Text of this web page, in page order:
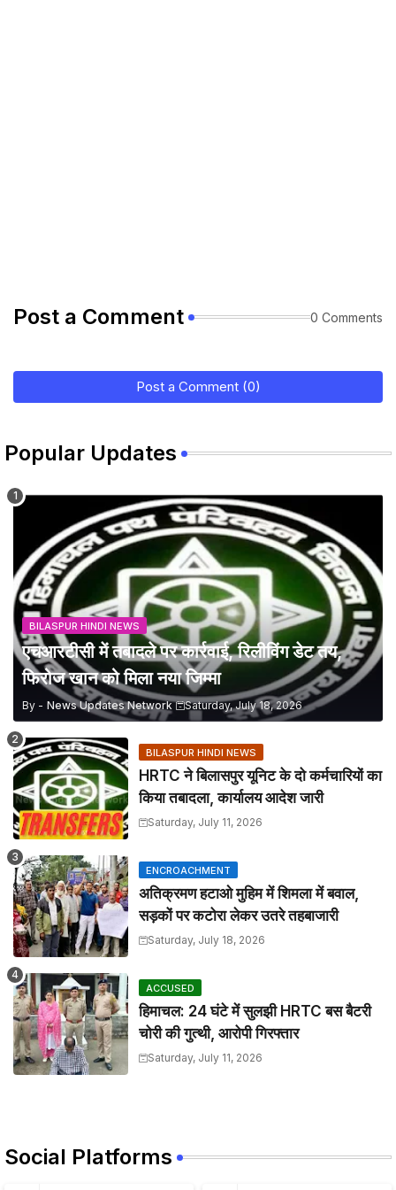
Post a Comment 0 Comments
Post a Comment (0)
Popular Updates
BILASPUR HINDI NEWS
एचआरटीसी में तबादले पर कार्रवाई, रिलीविंग डेट तय,
फिरोज खान को मिला नया जिम्मा
By - News Updates Network Saturday, July 18, 2026
BILASPUR HINDI NEWS
HRTC ने बिलासपुर यूनिट के दो कर्मचारियों का
किया तबादला, कार्यालय आदेश जारी
Saturday, July 11, 2026
ENCROACHMENT
अतिक्रमण हटाओ मुहिम में शिमला में बवाल,
सड़कों पर कटोरा लेकर उतरे तहबाजारी
Saturday, July 18, 2026
ACCUSED
हिमाचल: 24 घंटे में सुलझी HRTC बस बैटरी
चोरी की गुत्थी, आरोपी गिरफ्तार
Saturday, July 11, 2026
Social Platforms